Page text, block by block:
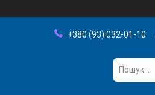
+380 (93) 032-01-10